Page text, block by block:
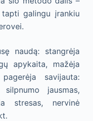
galingu įrankiu
naudą: stangrėja
apykaita, mažėja
savijauta:
jausmas,
stresas, nervinė